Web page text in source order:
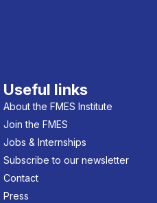
Useful links
About the FMES Institute
Join the FMES
Jobs & Internships
Subscribe to our newsletter
Contact
Press